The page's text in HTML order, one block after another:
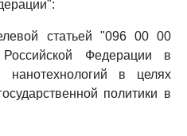
статьей "096 00 00
Федерации в
нанотехнологий в целях
политики в